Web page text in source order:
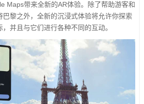
Maps带来全新的AR体验。除了帮助游客和
巴黎之外，全新的沉浸式体验将允许你探索
并且与它们进行各种不同的互动。